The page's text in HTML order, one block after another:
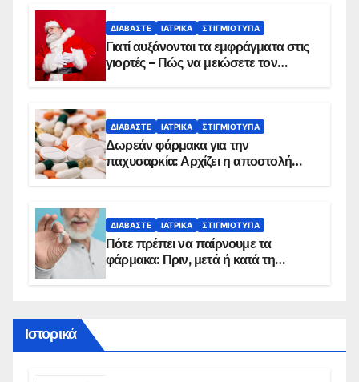
ΔΙΑΒΆΣΤΕ ΙΑΤΡΙΚΆ ΣΤΙΓΜΙΌΤΥΠΑ
Γιατί αυξάνονται τα εμφράγματα στις
γιορτές – Πώς να μειώσετε τον
ΔΙΑΒΆΣΤΕ ΙΑΤΡΙΚΆ ΣΤΙΓΜΙΌΤΥΠΑ
Δωρεάν φάρμακα για την
παχυσαρκία: Αρχίζει η αποστολή
ΔΙΑΒΆΣΤΕ ΙΑΤΡΙΚΆ ΣΤΙΓΜΙΌΤΥΠΑ
Πότε πρέπει να παίρνουμε τα
φάρμακα: Πριν, μετά ή κατά τη
Ιστορικά